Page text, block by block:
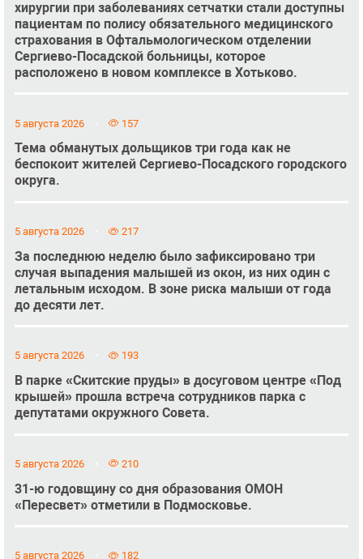
хирургии при заболеваниях сетчатки стали доступны
пациентам по полису обязательного медицинского
страхования в Офтальмологическом отделении
Сергиево-Посадской больницы, которое
расположено в новом комплексе в Хотьково.
5 августа 2026 157
Тема обманутых дольщиков три года как не
беспокоит жителей Сергиево-Посадского городского
округа.
5 августа 2026 217
За последнюю неделю было зафиксировано три
случая выпадения малышей из окон, из них один с
летальным исходом. В зоне риска малыши от года
до десяти лет.
5 августа 2026 193
В парке «Скитские пруды» в досуговом центре «Под
крышей» прошла встреча сотрудников парка с
депутатами окружного Совета.
5 августа 2026 210
31-ю годовщину со дня образования ОМОН
«Пересвет» отметили в Подмосковье.
5 августа 2026 182